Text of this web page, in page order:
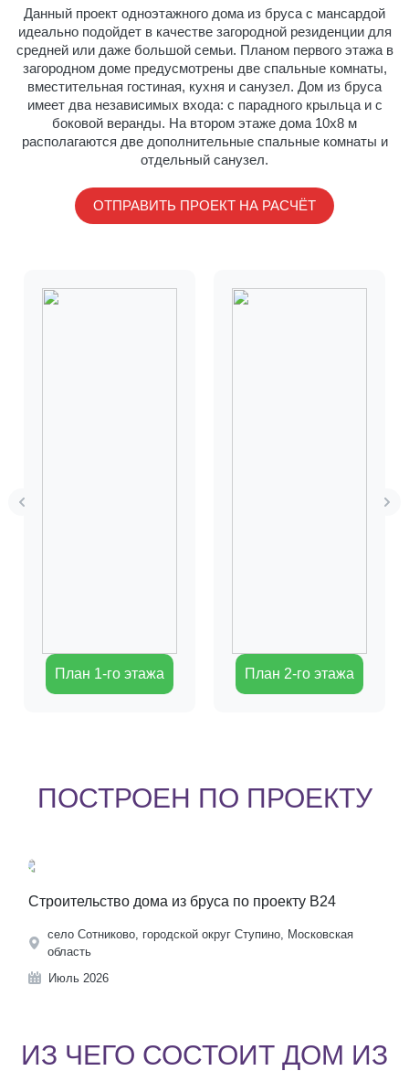
Данный проект одноэтажного дома из бруса с мансардой
идеально подойдет в качестве загородной резиденции для
средней или даже большой семьи. Планом первого этажа в
загородном доме предусмотрены две спальные комнаты,
вместительная гостиная, кухня и санузел. Дом из бруса
имеет два независимых входа: с парадного крыльца и с
боковой веранды. На втором этаже дома 10х8 м
располагаются две дополнительные спальные комнаты и
отдельный санузел.
ОТПРАВИТЬ ПРОЕКТ НА РАСЧЁТ
План 1-го этажа План 2-го этажа
ПОСТРОЕН ПО ПРОЕКТУ
Строительство дома из бруса по проекту B24
село Сотниково, городской округ Ступино, Московская
область
Июль 2026
ИЗ ЧЕГО СОСТОИТ ДОМ ИЗ